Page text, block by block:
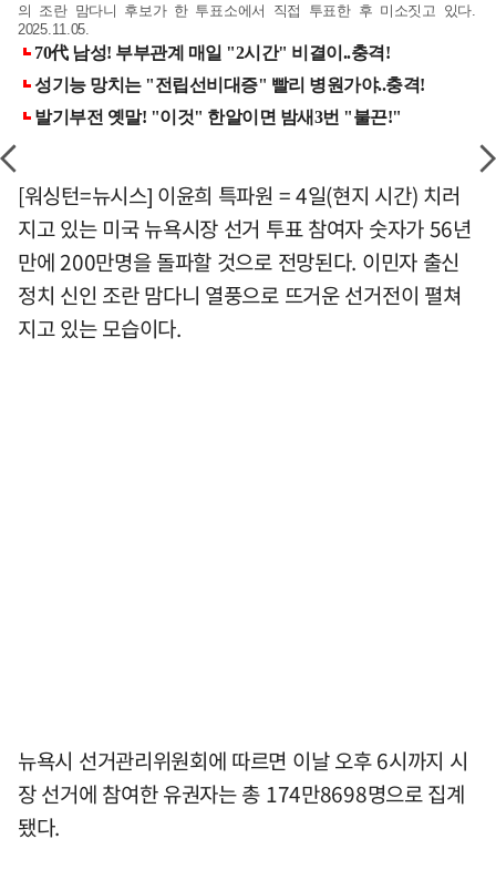
의 조란 맘다니 후보가 한 투표소에서 직접 투표한 후 미소짓고 있다.
2025.11.05.
[워싱턴=뉴시스] 이윤희 특파원 = 4일(현지 시간) 치러
지고 있는 미국 뉴욕시장 선거 투표 참여자 숫자가 56년
만에 200만명을 돌파할 것으로 전망된다. 이민자 출신
정치 신인 조란 맘다니 열풍으로 뜨거운 선거전이 펼쳐
지고 있는 모습이다.
뉴욕시 선거관리위원회에 따르면 이날 오후 6시까지 시
장 선거에 참여한 유권자는 총 174만8698명으로 집계
됐다.